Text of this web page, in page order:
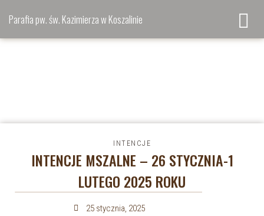
Parafia pw. św. Kazimierza w Koszalinie
INTENCJE
INTENCJE MSZALNE – 26 STYCZNIA-1
LUTEGO 2025 ROKU
25 stycznia, 2025